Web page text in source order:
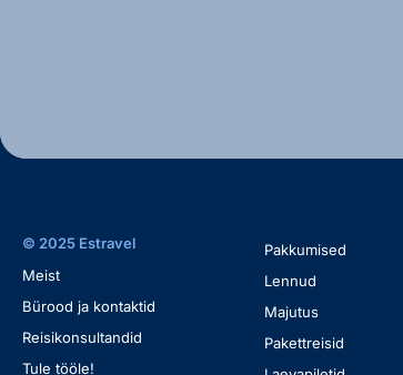
© 2025 Estravel
Meist
Bürood ja kontaktid
Reisikonsultandid
Tule tööle!
Pakkumised
Lennud
Majutus
Pakettreisid